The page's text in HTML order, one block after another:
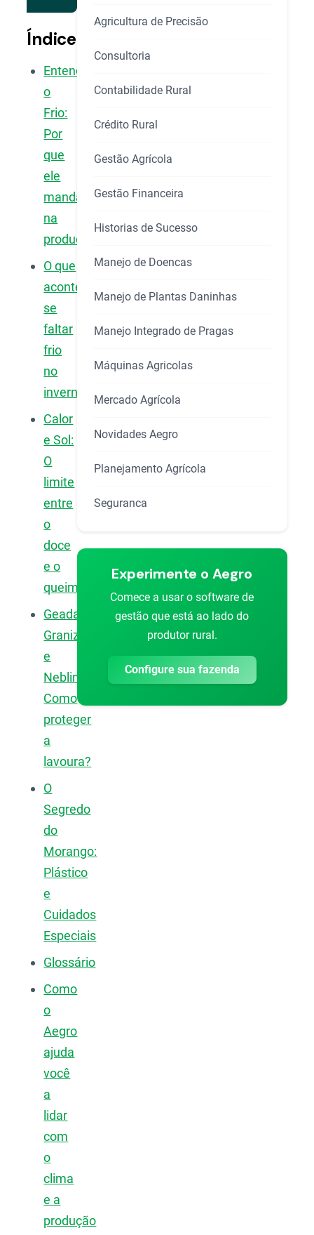
Índice
Entendendo
o
Frio:
Por
que
ele
manda
na
produção?
O que
acontece
se
faltar
frio
no
inverno?
Calor
e Sol:
O
limite
entre
o
doce
e o
queimado
Geada,
Granizo
e
Neblina:
Como
proteger
a
lavoura?
O
Segredo
do
Morango:
Plástico
e
Cuidados
Especiais
Glossário
Como
o
Aegro
ajuda
você
a
lidar
com
o
clima
e a
produção
Agricultura de Precisão
Consultoria
Contabilidade Rural
Crédito Rural
Gestão Agrícola
Gestão Financeira
Historias de Sucesso
Manejo de Doencas
Manejo de Plantas Daninhas
Manejo Integrado de Pragas
Máquinas Agricolas
Mercado Agrícola
Novidades Aegro
Planejamento Agrícola
Seguranca
Experimente o Aegro
Comece a usar o software de
gestão que está ao lado do
produtor rural.
Configure sua fazenda